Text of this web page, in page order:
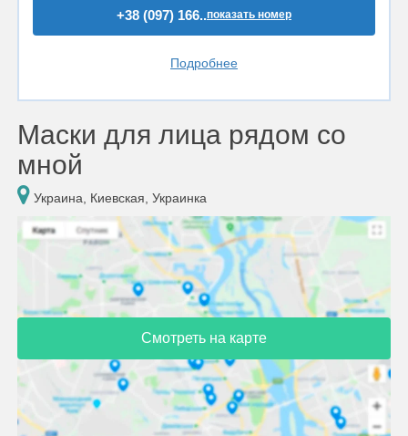
+38 (097) 166..показать номер
Подробнее
Маски для лица рядом со
мной
Украина, Киевская, Украинка
Смотреть на карте